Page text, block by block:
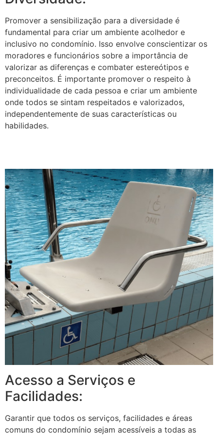
Promover a sensibilização para a diversidade é
fundamental para criar um ambiente acolhedor e
inclusivo no condomínio. Isso envolve conscientizar os
moradores e funcionários sobre a importância de
valorizar as diferenças e combater estereótipos e
preconceitos. É importante promover o respeito à
individualidade de cada pessoa e criar um ambiente
onde todos se sintam respeitados e valorizados,
independentemente de suas características ou
habilidades.
Acesso a Serviços e
Facilidades:
Garantir que todos os serviços, facilidades e áreas
comuns do condomínio sejam acessíveis a todas as